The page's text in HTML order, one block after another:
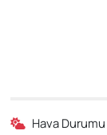
Hava Durumu